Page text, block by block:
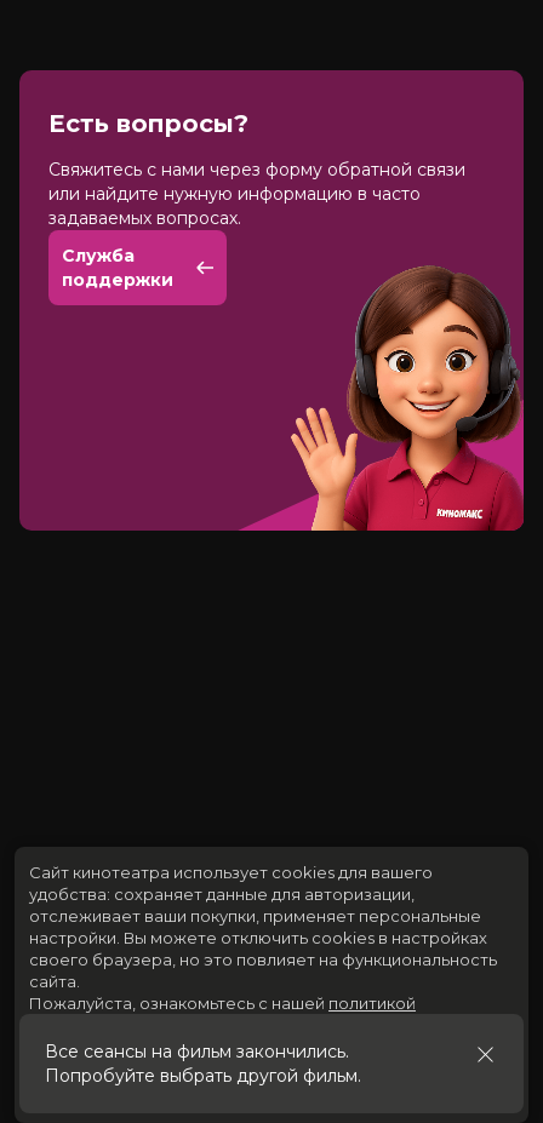
Есть вопросы?
Cвяжитесь с нами через форму обратной связи
или найдите нужную информацию в часто
задаваемых вопросах.
Служба
поддержки
Все сеансы на фильм закончились.
Попробуйте выбрать другой фильм.
Сайт кинотеатра использует cookies для вашего
удобства: сохраняет данные для авторизации,
отслеживает ваши покупки, применяет персональные
настройки. Вы можете отключить cookies в настройках
своего браузера, но это повлияет на функциональность
сайта.
Пожалуйста, ознакомьтесь с нашей политикой
Принять